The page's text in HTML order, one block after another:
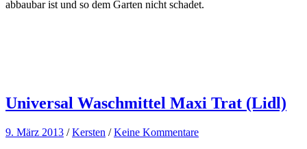
abbaubar ist und so dem Garten nicht schadet.
Universal Waschmittel Maxi Trat (Lidl)
9. März 2013 /Kersten /Keine Kommentare